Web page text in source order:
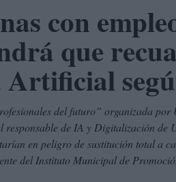
con
que
Artificial
del futuro” organizada
de IA y Digitalización de
en peligro de sustitución total a
del Instituto Municipal de